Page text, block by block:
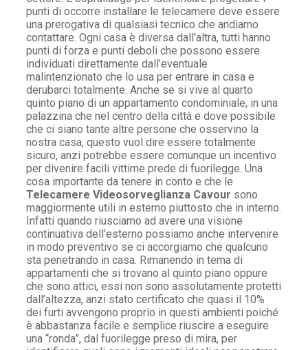
punti di occorre installare le telecamere deve essere
una prerogativa di qualsiasi tecnico che andiamo
contattare. Ogni casa è diversa dall’altra, tutti hanno
punti di forza e punti deboli che possono essere
individuati direttamente dall’eventuale
malintenzionato che lo usa per entrare in casa e
derubarci totalmente. Anche se si vive al quarto
quinto piano di un appartamento condominiale, in una
palazzina che nel centro della città e dove possibile
che ci siano tante altre persone che osservino la
nostra casa, questo vuol dire essere totalmente
sicuro, anzi potrebbe essere comunque un incentivo
per divenire facili vittime prede di fuorilegge. Una
cosa importante da tenere in conto e che le
Telecamere Videosorveglianza Cavour sono
maggiormente utili in esterno piuttosto che in interno.
Infatti quando riusciamo ad avere una visione
continuativa dell’esterno possiamo anche intervenire
in modo preventivo se ci accorgiamo che qualcuno
sta penetrando in casa. Rimanendo in tema di
appartamenti che si trovano al quinto piano oppure
che sono attici, essi non sono assolutamente protetti
dall’altezza, anzi stato certificato che quasi il 10%
dei furti avvengono proprio in questi ambienti poiché
è abbastanza facile e semplice riuscire a eseguire
una “ronda”, dal fuorilegge preso di mira, per